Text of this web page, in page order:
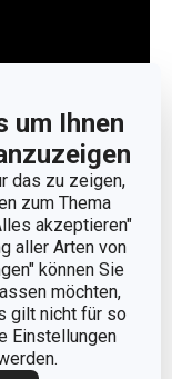
um Ihnen
das zu zeigen,
zum Thema
akzeptieren"
aller Arten von
können Sie
möchten,
gilt nicht für so
Einstellungen